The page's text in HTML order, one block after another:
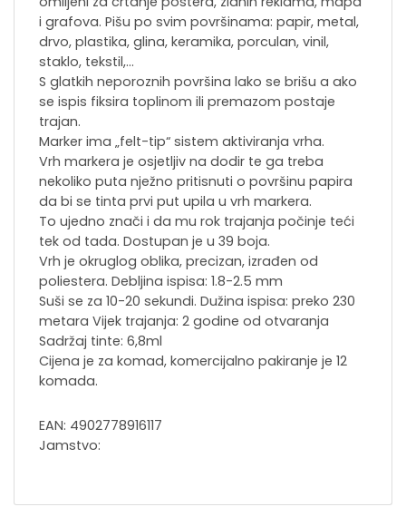
i grafova. Pišu po svim površinama: papir, metal,
drvo, plastika, glina, keramika, porculan, vinil,
staklo, tekstil,…
S glatkih neporoznih površina lako se brišu a ako
se ispis fiksira toplinom ili premazom postaje
trajan.
Marker ima „felt-tip“ sistem aktiviranja vrha.
Vrh markera je osjetljiv na dodir te ga treba
nekoliko puta nježno pritisnuti o površinu papira
da bi se tinta prvi put upila u vrh markera.
To ujedno znači i da mu rok trajanja počinje teći
tek od tada. Dostupan je u 39 boja.
Vrh je okruglog oblika, precizan, izrađen od
poliestera. Debljina ispisa: 1.8-2.5 mm
Suši se za 10-20 sekundi. Dužina ispisa: preko 230
metara Vijek trajanja: 2 godine od otvaranja
Sadržaj tinte: 6,8ml
Cijena je za komad, komercijalno pakiranje je 12
komada.
EAN: 4902778916117
Jamstvo: